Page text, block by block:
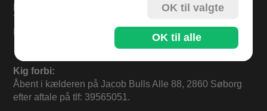
på:
Telefon: 39 56 50 51
Kig forbi:
Åbent i kælderen på Jacob Bulls Alle 88, 2860 Søborg
efter aftale på tlf: 39565051.
OK til valgte
OK til alle